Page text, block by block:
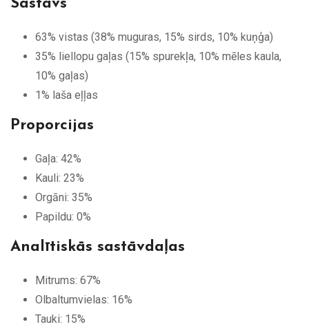
Sastāvs
63% vistas (38% muguras, 15% sirds, 10% kuņģa)
35% liellopu gaļas (15% spurekļa, 10% mēles kaula,
10% gaļas)
1% laša eļļas
Proporcijas
Gaļa: 42%
Kauli: 23%
Orgāni: 35%
Papildu: 0%
Analītiskās sastāvdaļas
Mitrums: 67%
Olbaltumvielas: 16%
Tauki: 15%